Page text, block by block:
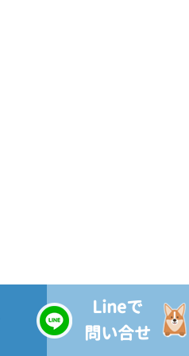
Lineで
問い合せ